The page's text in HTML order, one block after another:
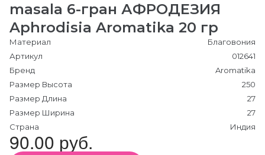
masala 6-гран АФРОДЕЗИЯ
Aphrodisia Aromatika 20 гр
Материал
Благовония
Артикул
012641
Бренд
Aromatika
Размер Высота
250
Размер Длина
27
Размер Ширина
27
Страна
Индия
90.00 руб.